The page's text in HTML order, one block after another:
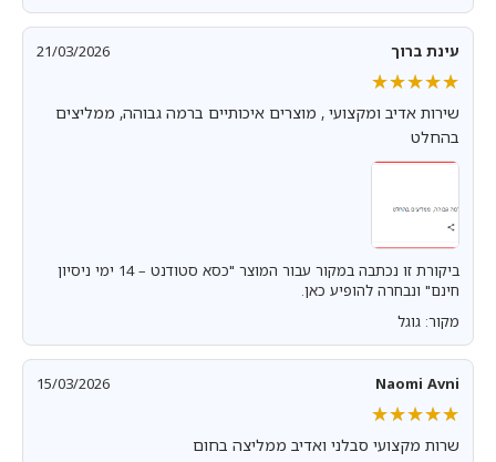
עינת ברוך 21/03/2026
★★★★★
★★★★★
שירות אדיב ומקצועי , מוצרים איכותיים ברמה גבוהה, ממליצים
בהחלט
ביקורת זו נכתבה במקור עבור המוצר "כסא סטודנט – 14 ימי ניסיון
חינם" ונבחרה להופיע כאן.
מקור: גוגל
Naomi Avni
15/03/2026
★★★★★
★★★★★
שרות מקצועי סבלני ואדיב ממליצה בחום